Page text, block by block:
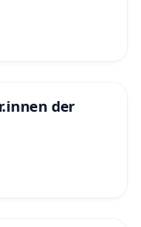
der